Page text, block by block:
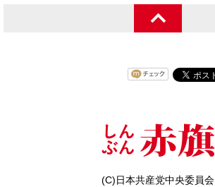
(C)日本共産党中央委員会